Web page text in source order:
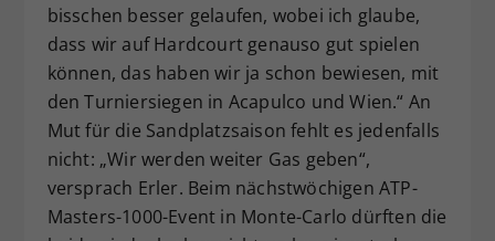
bisschen besser gelaufen, wobei ich glaube,
dass wir auf Hardcourt genauso gut spielen
können, das haben wir ja schon bewiesen, mit
den Turniersiegen in Acapulco und Wien.“ An
Mut für die Sandplatzsaison fehlt es jedenfalls
nicht: „Wir werden weiter Gas geben“,
versprach Erler. Beim nächstwöchigen ATP-
Masters-1000-Event in Monte-Carlo dürften die